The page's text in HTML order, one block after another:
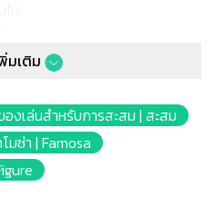
รถแจ้งให้ทราบล่วงหน้า และสี
ต์อาจมีความแตกต่างกันจาก
ละหน้าจอ
มเติม
องเล่นสำหรับการสะสม | สะสม
มซ่า | Famosa